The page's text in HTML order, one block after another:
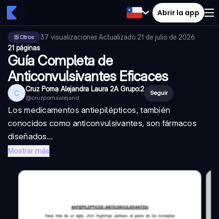
Abrir la app
Otros 37 visualizaciones·Actualizado 21 de julio de 2026·
21 páginas
Guía Completa de
Anticonvulsivantes Eficaces
C Cruz Poma Alejandra Laura 2A Grupo:2
@cruzpomaalejand
Seguir
Los medicamentos antiepilépticos, también
conocidos como anticonvulsivantes, son fármacos
diseñados...
Mostrar más